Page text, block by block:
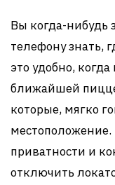
Вы когда-нибудь
телефону знать,
это удобно,
ближайшей
которые, мягко
приватности и
отключить